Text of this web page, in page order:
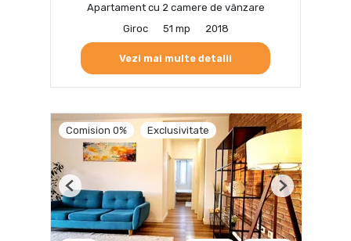
Apartament cu 2 camere de vânzare
Giroc
51 mp 2018
Vezi mai multe detalii
Comision 0% Exclusivitate
Previous Next